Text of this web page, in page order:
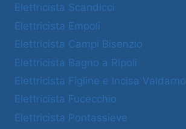
Elettricista Scandicci
Elettricista Empoli
Elettricista Campi Bisenzio
Elettricista Bagno a Ripoli
Elettricista Figline e Incisa Valdarno
Elettricista Fucecchio
Elettricista Pontassieve